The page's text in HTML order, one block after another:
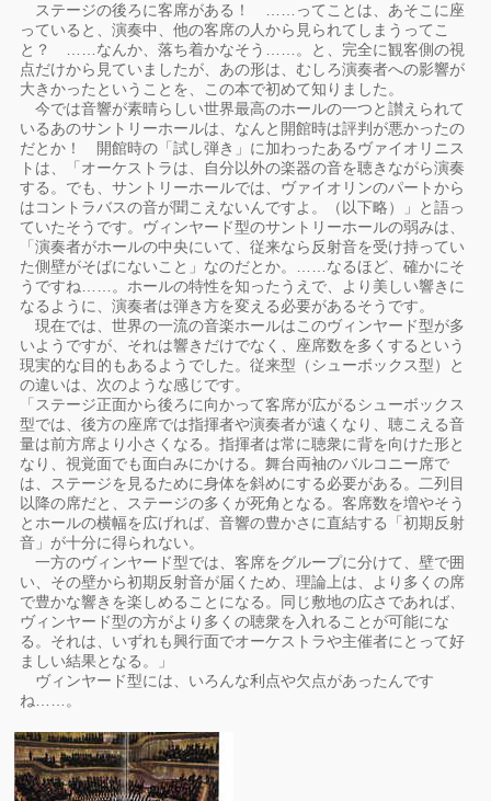
ステージの後ろに客席がある！ ……ってことは、あそこに座
っていると、演奏中、他の客席の人から見られてしまうってこ
と？ ……なんか、落ち着かなそう……。と、完全に観客側の視
点だけから見ていましたが、あの形は、むしろ演奏者への影響が
大きかったということを、この本で初めて知りました。
今では音響が素晴らしい世界最高のホールの一つと讃えられて
いるあのサントリーホールは、なんと開館時は評判が悪かったの
だとか！ 開館時の「試し弾き」に加わったあるヴァイオリニス
トは、「オーケストラは、自分以外の楽器の音を聴きながら演奏
する。でも、サントリーホールでは、ヴァイオリンのパートから
はコントラバスの音が聞こえないんですよ。（以下略）」と語っ
ていたそうです。ヴィンヤード型のサントリーホールの弱みは、
「演奏者がホールの中央にいて、従来なら反射音を受け持ってい
た側壁がそばにないこと」なのだとか。……なるほど、確かにそ
うですね……。ホールの特性を知ったうえで、より美しい響きに
なるように、演奏者は弾き方を変える必要があるそうです。
現在では、世界の一流の音楽ホールはこのヴィンヤード型が多
いようですが、それは響きだけでなく、座席数を多くするという
現実的な目的もあるようでした。従来型（シューボックス型）と
の違いは、次のような感じです。
「ステージ正面から後ろに向かって客席が広がるシューボックス
型では、後方の座席では指揮者や演奏者が遠くなり、聴こえる音
量は前方席より小さくなる。指揮者は常に聴衆に背を向けた形と
なり、視覚面でも面白みにかける。舞台両袖のバルコニー席で
は、ステージを見るために身体を斜めにする必要がある。二列目
以降の席だと、ステージの多くが死角となる。客席数を増やそう
とホールの横幅を広げれば、音響の豊かさに直結する「初期反射
音」が十分に得られない。
一方のヴィンヤード型では、客席をグループに分けて、壁で囲
い、その壁から初期反射音が届くため、理論上は、より多くの席
で豊かな響きを楽しめることになる。同じ敷地の広さであれば、
ヴィンヤード型の方がより多くの聴衆を入れることが可能にな
る。それは、いずれも興行面でオーケストラや主催者にとって好
ましい結果となる。」
ヴィンヤード型には、いろんな利点や欠点があったんです
ね……。